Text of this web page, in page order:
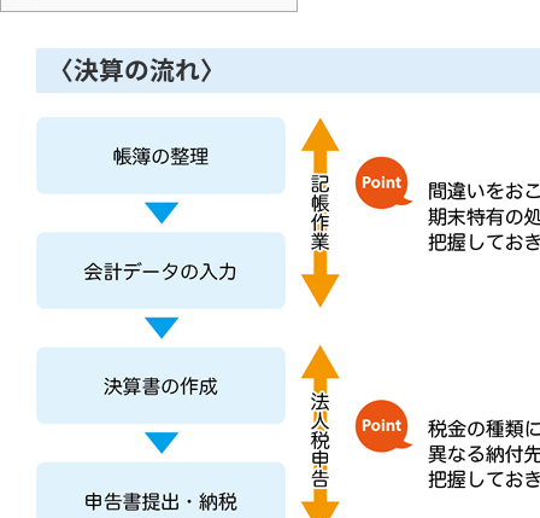
〈決算の流れ〉